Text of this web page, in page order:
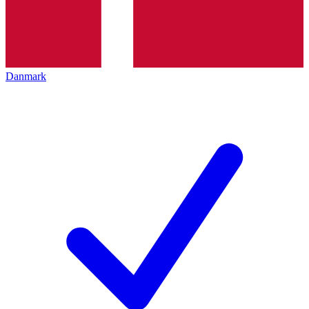
Danmark